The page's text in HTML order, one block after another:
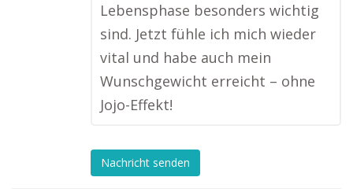
Lebensphase besonders wichtig
sind. Jetzt fühle ich mich wieder
vital und habe auch mein
Wunschgewicht erreicht – ohne
Jojo-Effekt!
Nachricht senden